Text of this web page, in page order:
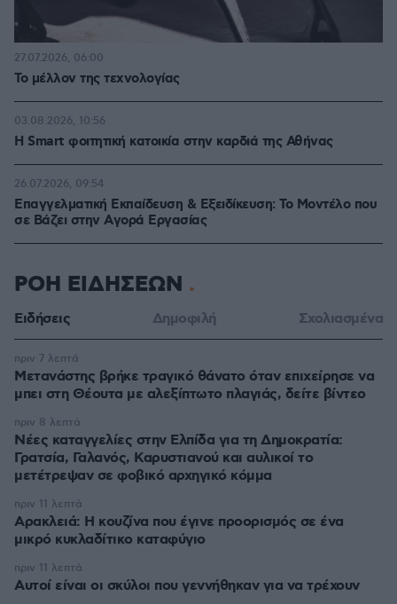
Το μέλλον της τεχνολογίας
27.07.2026, 06:00
Η Smart φοιτητική κατοικία στην καρδιά της Αθήνας
03.08.2026, 10:56
Επαγγελματική Εκπαίδευση & Εξειδίκευση: Το Mοντέλο που
σε Bάζει στην Aγορά Eργασίας
26.07.2026, 09:54
ΡΟΗ ΕΙΔΗΣΕΩΝ
Ειδήσεις Δημοφιλή Σχολιασμένα
Μετανάστης βρήκε τραγικό θάνατο όταν επιχείρησε να
μπει στη Θέουτα με αλεξίπτωτο πλαγιάς, δείτε βίντεο
πριν 7 λεπτά
Νέες καταγγελίες στην Ελπίδα για τη Δημοκρατία:
Γρατσία, Γαλανός, Καρυστιανού και αυλικοί το
μετέτρεψαν σε φοβικό αρχηγικό κόμμα
πριν 8 λεπτά
Αρακλειά: Η κουζίνα που έγινε προορισμός σε ένα
μικρό κυκλαδίτικο καταφύγιο
πριν 11 λεπτά
Αυτοί είναι οι σκύλοι που γεννήθηκαν για να τρέχουν
πριν 11 λεπτά